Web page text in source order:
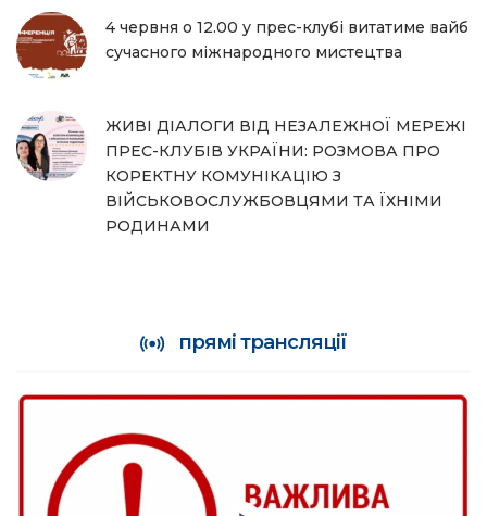
4 червня о 12.00 у прес-клубі витатиме вайб
сучасного міжнародного мистецтва
ЖИВІ ДІАЛОГИ ВІД НЕЗАЛЕЖНОЇ МЕРЕЖІ
ПРЕС-КЛУБІВ УКРАЇНИ: РОЗМОВА ПРО
КОРЕКТНУ КОМУНІКАЦІЮ З
ВІЙСЬКОВОСЛУЖБОВЦЯМИ ТА ЇХНІМИ
РОДИНАМИ
прямі трансляції